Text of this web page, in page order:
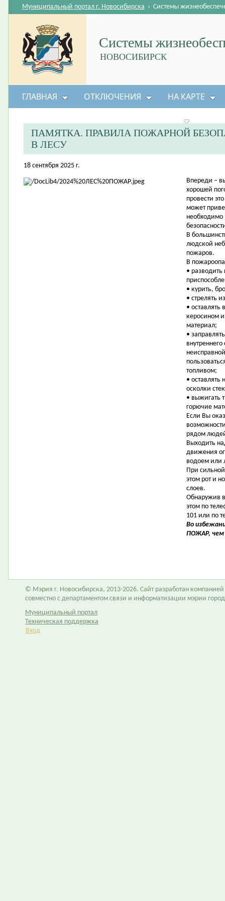
Системы
НОВОСИБИРСК
Муниципальный портал г. Новосибирска › Системы
ГЛАВНАЯ ОТКЛЮЧЕНИЯ НА КАРТЕ
ПАМЯТКА. ПРАВИЛА ПОЖАРНОЙ
В ЛЕСУ
18 сентября 2025 г.
Впереди –
хорошей
провести
может
необходимо
В
людской
пожаров.
В
• разводить
• курить,
• стрелять
•
керосином
материал;
•
топливом;
•
осколки
• выжигать
горючие
Если Вы
рядом
Выходить
движения
водоем или
При
этом рот и
слоев.
Обнаружив
этом по
101 или по
Во
ПОЖАР, чем
© Мэрия г. Новосибирска, 2013-2026. Сайт разработан компанией
совместно с департаментом связи и информатизации мэрии
Муниципальный портал
Техническая поддержка
Вход